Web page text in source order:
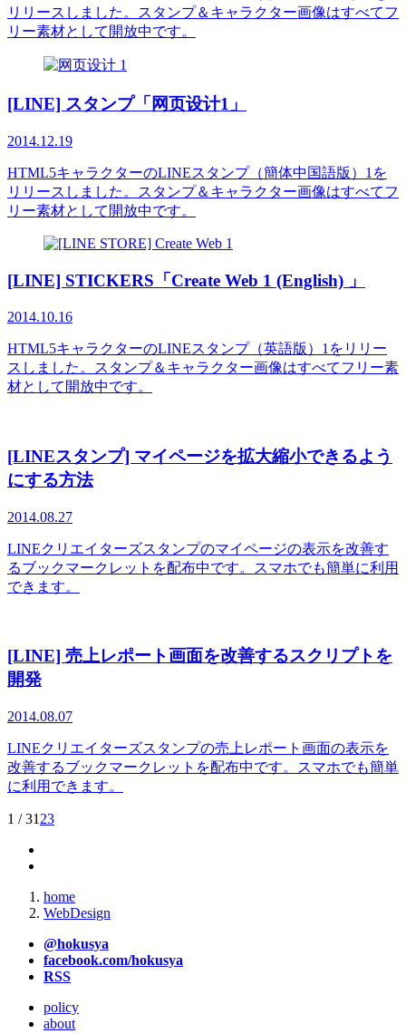
リリースしました。スタンプ＆キャラクター画像はすべてフ
リー素材として開放中です。
[LINE] スタンプ「网页设计1」
2014.12.19
HTML5キャラクターのLINEスタンプ（簡体中国語版）1を
リリースしました。スタンプ＆キャラクター画像はすべてフ
リー素材として開放中です。
[LINE] STICKERS「Create Web 1 (English) 」
2014.10.16
HTML5キャラクターのLINEスタンプ（英語版）1をリリー
スしました。スタンプ＆キャラクター画像はすべてフリー素
材として開放中です。
[LINEスタンプ] マイページを拡大縮小できるよう
にする方法
2014.08.27
LINEクリエイターズスタンプのマイページの表示を改善す
るブックマークレットを配布中です。スマホでも簡単に利用
できます。
[LINE] 売上レポート画面を改善するスクリプトを
開発
2014.08.07
LINEクリエイターズスタンプの売上レポート画面の表示を
改善するブックマークレットを配布中です。スマホでも簡単
に利用できます。
1 / 31 23
home
WebDesign
@hokusya
facebook.com/hokusya
RSS
policy
about